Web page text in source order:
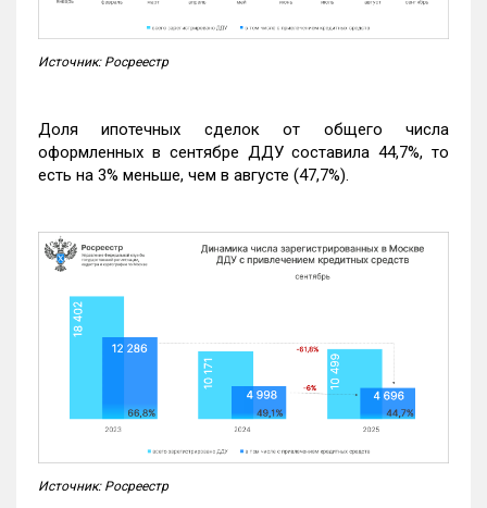
Источник: Росреестр
Доля ипотечных сделок от общего числа
оформленных в сентябре ДДУ составила 44,7%, то
есть на 3% меньше, чем в августе (47,7%).
Источник: Росреестр